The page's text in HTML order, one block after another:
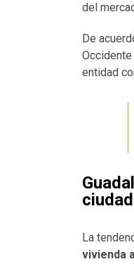
del
De
entidad
La
vivienda